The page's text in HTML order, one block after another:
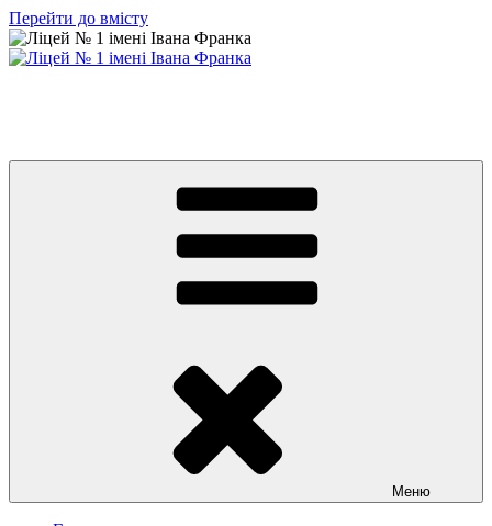
Перейти до вмісту
Меню